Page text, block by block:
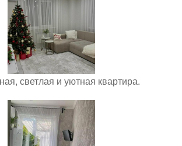
светлая и уютная квартира.